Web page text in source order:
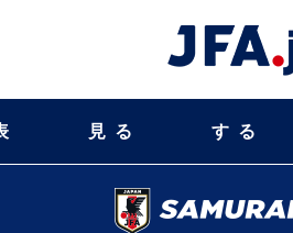
見る する